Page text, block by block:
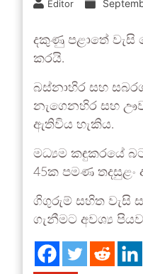
Editor
දකුණු පළාතේ වැසි
කරයි.
බස්නාහිර සහ
නැගෙනහිර සහ ඌව
ඇතිවිය හැකිය.
මධ්‍යම කඳුකරයේ
45ක පමණ තදසුළං
ගිගුරුම් සහිත වැසි
ගැනීමට අවශ්‍ය